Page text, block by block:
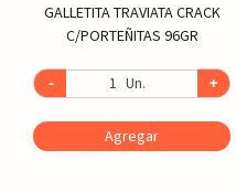
GALLETITA TRAVIATA CRACK
C/PORTEÑITAS 96GR
- Un. +
Agregar